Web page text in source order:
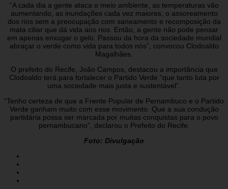
“A cada dia a gente ataca o meio ambiente, as temperaturas vão
aumentando, as inundações cada vez maiores, o assoreamento
dos rios sem a preocupação com saneamento e recomposição da
mata ciliar que dá vida aos rios. Então, a gente não pode pensar
em apenas enxugar o gelo. Passou da hora da sociedade mundial
abraçar o verde como vida para todos nós”, convocou Clodoaldo
Magalhães.
O prefeito do Recife, João Campos, destacou a importância que
Clodoaldo terá para fortalecer o Partido Verde “que tanto luta por
uma sociedade mais justa e sustentável”.
“Tenho certeza de que a Frente Popular de Pernambuco e o Partido
Verde ganham muito com esse movimento. Que a sua condução
partidária possa ser marcada por muitas conquistas para o povo
pernambucano”, declarou o Prefeito do Recife.
Foto: Divulgação